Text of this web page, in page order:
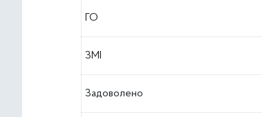
ГО
ЗМІ
Задоволено